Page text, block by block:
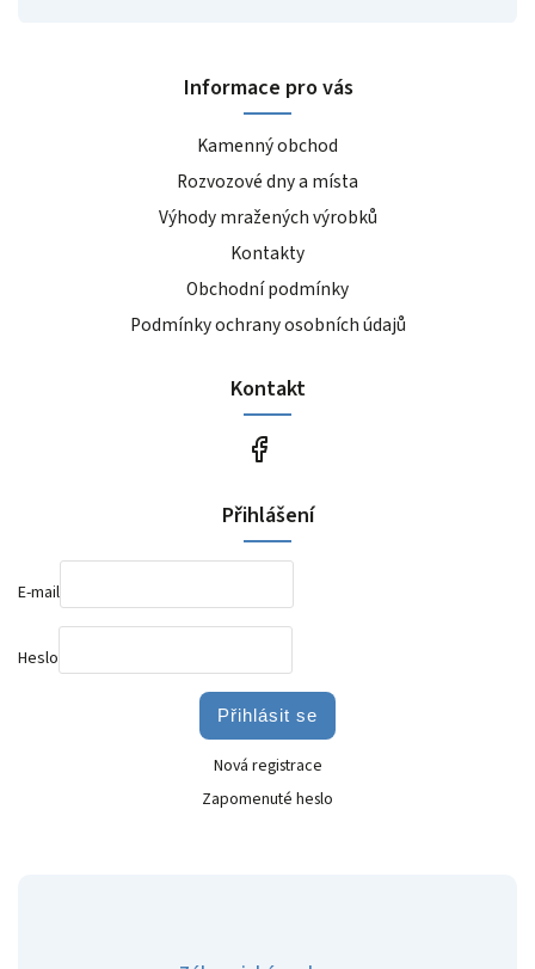
Informace pro vás
Kamenný obchod
Rozvozové dny a místa
Výhody mražených výrobků
Kontakty
Obchodní podmínky
Podmínky ochrany osobních údajů
Kontakt
Přihlášení
E-mail
Heslo
Přihlásit se
Nová registrace
Zapomenuté heslo